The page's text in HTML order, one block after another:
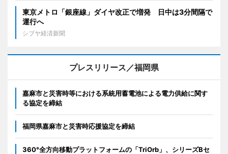
東京メトロ「銀座線」ダイヤ改正で増発 日中は3分間隔で
運行へ
シブヤ経済新聞
プレスリリース／福岡県
嘉麻市と災害時等における系統用蓄電池による電力供給に関す
る協定を締結
福岡県嘉麻市と災害時応援協定を締結
360°全方向移動プラットフォームの「TriOrb」、シリーズBセ